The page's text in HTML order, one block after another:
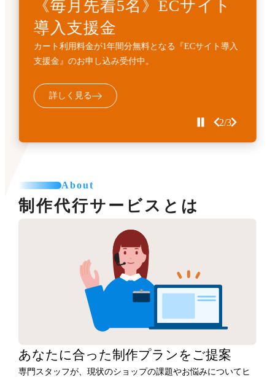
《先着3名》ECサイトリニ
ューアル支援金
カート利用料金1年間無料とECサイト構築費用
10%OFFの『ECサイトサイトリニューアル支援金』受
詳しく見る
《毎月先着5名》ECサイト
導入支援金
カート利用料金が1年間分無料となる『ECサイト導入
支援金』のお申し込み受付中。
詳しく見る
開発・API連携代行サービ
ス
標準機能に加えて、業務フローに合わせた外部連携・
機能追加などの個別開発を代行するサービスです。
詳しく見る
2/3
About
制作代行サービスとは
あなたに合った制作プランをご提案
専門スタッフが、現状のショップの課題やお悩みについてヒ